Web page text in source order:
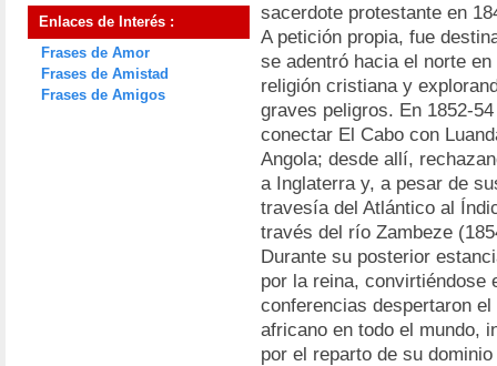
Enlaces de Interés :
Frases de Amor
Frases de Amistad
Frases de Amigos
sacerdote protestante en
A petición propia, fue
se adentró hacia el norte
religión cristiana y
graves peligros. En 1852-
conectar El Cabo con
Angola; desde allí,
a Inglaterra y, a pesar de
travesía del Atlántico al
través del río Zambeze
Durante su posterior
por la reina, convirtiéndose
conferencias despertaron
africano en todo el mundo,
por el reparto de su